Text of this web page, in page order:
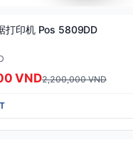
打印机 Pos 5809DD
VND2,200,000 VND